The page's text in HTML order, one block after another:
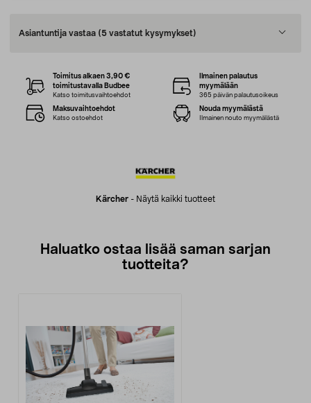
Asiantuntija vastaa (5 vastatut kysymykset)
Kärcher - Näytä kaikki tuotteet
Toimitus alkaen 3,90 €
toimitustavalla Budbee
Katso toimitusvaihtoehdot
Ilmainen palautus
myymälään
365 päivän palautusoikeus
Maksuvaihtoehdot
Katso ostoehdot
Nouda myymälästä
Ilmainen nouto myymälästä
Haluatko ostaa lisää saman sarjan
tuotteita?